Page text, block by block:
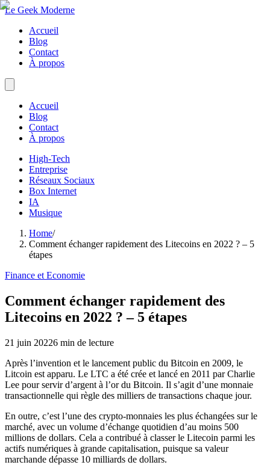
Le Geek Moderne
Accueil
Blog
Contact
À propos
Accueil
Blog
Contact
À propos
High-Tech
Entreprise
Réseaux Sociaux
Box Internet
IA
Musique
Home/
Comment échanger rapidement des Litecoins en 2022 ? – 5
étapes
Finance et Economie
Comment échanger rapidement des
Litecoins en 2022 ? – 5 étapes
21 juin 20226 min de lecture
Après l’invention et le lancement public du Bitcoin en 2009, le
Litcoin est apparu. Le LTC a été crée et lancé en 2011 par Charlie
Lee pour servir d’argent à l’or du Bitcoin. Il s’agit d’une monnaie
transactionnelle qui règle des milliers de transactions chaque jour.
En outre, c’est l’une des crypto-monnaies les plus échangées sur le
marché, avec un volume d’échange quotidien d’au moins 500
millions de dollars. Cela a contribué à classer le Litecoin parmi les
actifs numériques à grande capitalisation, puisque sa valeur
marchande dépasse 10 milliards de dollars.